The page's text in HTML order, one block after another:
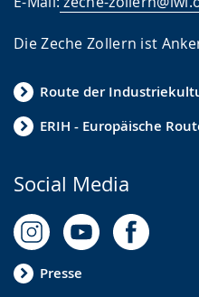
Die Zeche Zollern ist
Route der
ERIH - Europäische
Social Media
Presse